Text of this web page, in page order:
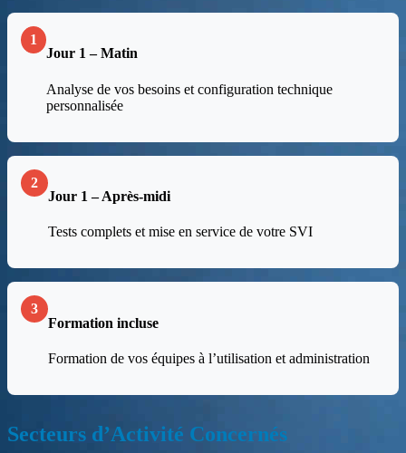
1
Jour 1 – Matin
Analyse de vos besoins et configuration technique
personnalisée
2
Jour 1 – Après-midi
Tests complets et mise en service de votre SVI
3
Formation incluse
Formation de vos équipes à l’utilisation et administration
Secteurs d’Activité Concernés